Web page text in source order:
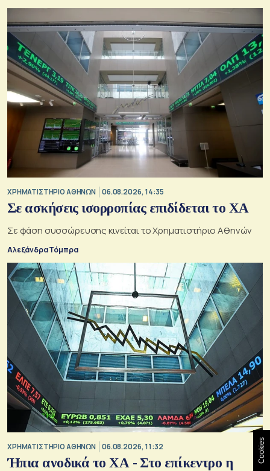
XΡΗΜΑΤΙΣΤΗΡΙΟ ΑΘΗΝΩΝ 06.08.2026, 14:35
Σε ασκήσεις ισορροπίας επιδίδεται το ΧΑ
Σε φάση συσσώρευσης κινείται το Χρηματιστήριο Αθηνών
Αλεξάνδρα Τόμπρα
XΡΗΜΑΤΙΣΤΗΡΙΟ ΑΘΗΝΩΝ 06.08.2026, 11:32
Ήπια ανοδικά το ΧΑ - Στο επίκεντρο η
Cookies